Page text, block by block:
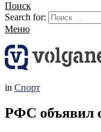
Поиск
Search for:
Меню
in Спорт
РФС объявил о